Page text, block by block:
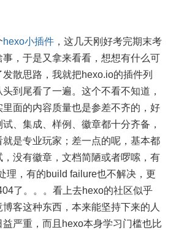
hexo小插件 ，这几天刚好考完期末考
，于是又拿来看看，想想有什么可
散思路，我就把hexo.io的插件列
到尾看了一遍。这个不看不知道，
面的内容质量也是参差不齐的，好
、集成、样例、徽章都十分齐备，
是专业玩家；差一点的呢，基本都
没有徽章，文档简陋或者啰嗦，有
理，有的build failure也不解决，更
了。。。看上去hexo的社区似乎
客这种东西，本来能坚持下来的人
严重，而且hexo本身学习门槛也比